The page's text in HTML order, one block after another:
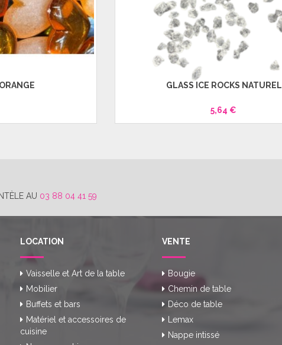
GLASS ICE ROCKS NATUREL
5,64 €
AU 03 88 04 41 59
LOCATION
Vaisselle et Art de la table
Mobilier
Buffets et bars
Matériel et accessoires de
cuisine
VENTE
Bougie
Chemin de table
Déco de table
Lemax
Nappe intissé